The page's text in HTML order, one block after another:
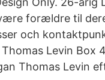
forældre til
och
Levin Box
Thomas Levin